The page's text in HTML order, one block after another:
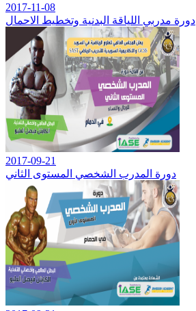
2017-11-08
دورة مدربي اللياقة البدنية وتخطيط الاحمال
2017-09-21
دورة المدرب الشخصي المستوى الثاني